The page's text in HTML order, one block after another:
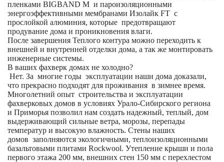
пленками BIGBAND M и пароизоляционными
энергоэффективными мембранами Изолайк FT с
прослойкой алюминия, которые предотвращают
продувание дома и проникновения влаги.
После завершения Теплого контура можно переходить к
внешней и внутренней отделки дома, а так же монтировать
инженерные системы.
В ваших фахверк домах не холодно?
Нет. За многие годы эксплуатации наши дома доказали,
что прекрасно подходят для проживания в зимнее время.
Многолетний опыт строительства и эксплуатации
фахверковых домов в условиях Урало-Сибирского региона
и Приморья позволил нам создать надежный, теплый, дом
выдерживающий сильные ветра, морозы, перепады
температур и высокую влажность. Стены наших
домов заполняются экологичными, теплоизоляционными
базальтовыми плитами Rockwool. Утепление крыши и пола
первого этажа 200 мм, внешних стен 150 мм с перехлестом